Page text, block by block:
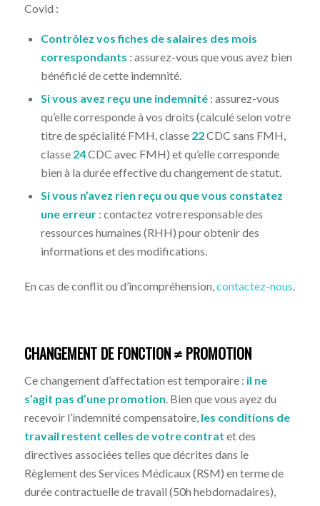
Covid :
Contrôlez vos fiches de salaires des mois
correspondants : assurez-vous que vous avez bien
bénéficié de cette indemnité.
Si vous avez reçu une indemnité: assurez-vous
qu’elle corresponde à vos droits (calculé selon votre
titre de spécialité FMH, classe 22CDC sans FMH,
classe 24CDC avec FMH) et qu’elle corresponde
bien à la durée effective du changement de statut.
Si vous n’avez rien reçu ou que vous constatez
une erreur: contactez votre responsable des
ressources humaines (RHH) pour obtenir des
informations et des modifications.
En cas de conflit ou d’incompréhension,contactez-nous.
CHANGEMENT DE FONCTION ≠ PROMOTION
Ce changement d’affectation est temporaire : il ne
s’agit pas d’une promotion . Bien que vous ayez du
recevoir l’indemnité compensatoire, les conditions de
travail restent celles de votre contrat et des
directives associées telles que décrites dans le
Règlement des Services Médicaux (RSM) en terme de
durée contractuelle de travail (50h hebdomadaires),